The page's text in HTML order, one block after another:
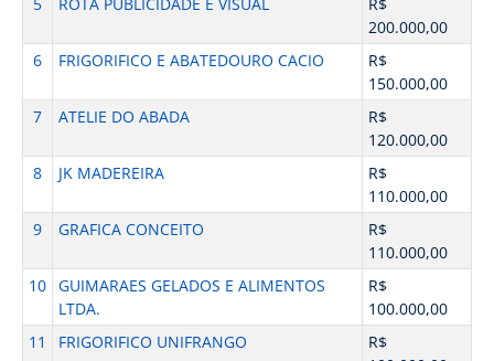
200.000,00
6
FRIGORIFICO E ABATEDOURO CACIO
R$
150.000,00
7
ATELIE DO ABADA
R$
120.000,00
8
JK MADEREIRA
R$
110.000,00
9
GRAFICA CONCEITO
R$
110.000,00
10 GUIMARAES GELADOS E ALIMENTOS
LTDA.
R$
100.000,00
11
FRIGORIFICO UNIFRANGO
R$